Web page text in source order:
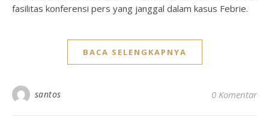
fasilitas konferensi pers yang janggal dalam kasus Febrie.
BACA SELENGKAPNYA
santos 0 Komentar